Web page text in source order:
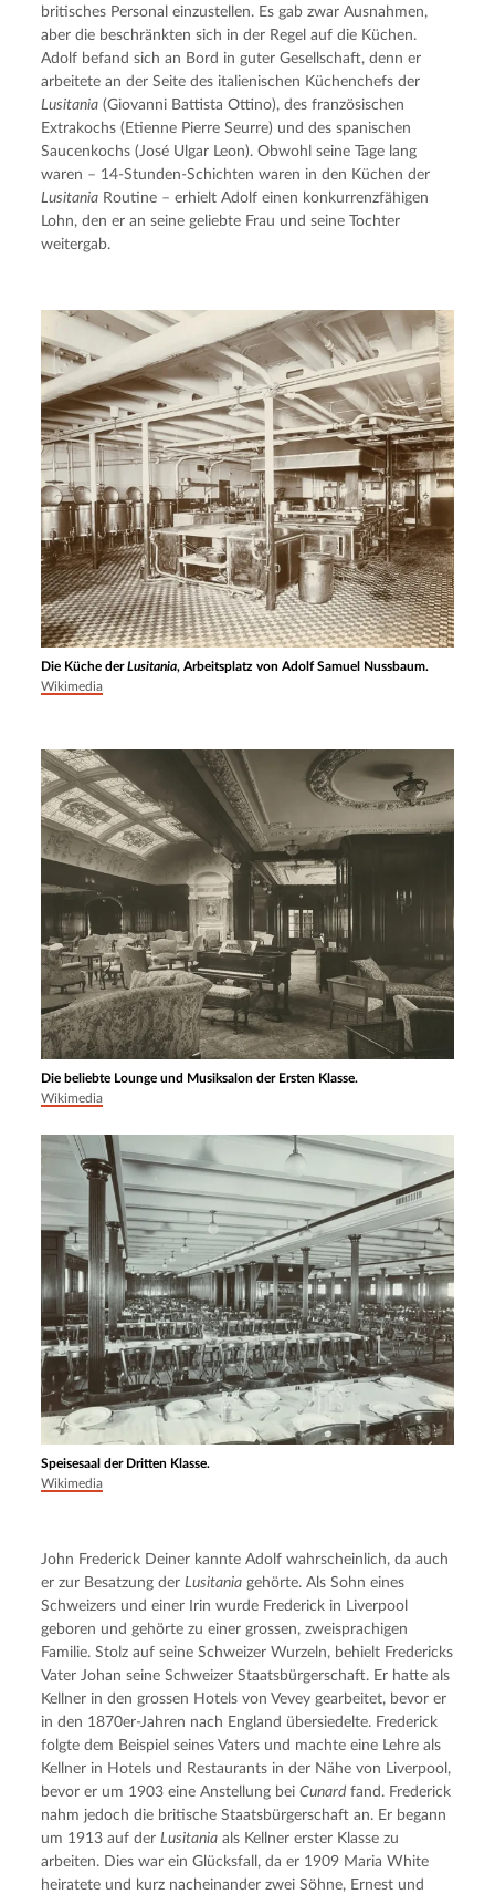
britisches Personal einzustellen. Es gab zwar Ausnahmen,
aber die beschränkten sich in der Regel auf die Küchen.
Adolf befand sich an Bord in guter Gesellschaft, denn er
Lusitania (Giovanni Battista Ottino), des französischen
Extrakochs (Etienne Pierre Seurre) und des spanischen
Saucenkochs (José Ulgar Leon). Obwohl seine Tage lang
Lusitania Routine – erhielt Adolf einen konkurrenzfähigen
Lohn, den er an seine geliebte Frau und seine Tochter
weitergab.
Die Küche derLusitania, Arbeitsplatz von Adolf Samuel Nussbaum.
Wikimedia
Die beliebte Lounge und Musiksalon der Ersten Klasse.
Wikimedia
Speisesaal der Dritten Klasse.
Wikimedia
John Frederick Deiner kannte Adolf wahrscheinlich, da auch
er zur Besatzung der Lusitania gehörte. Als Sohn eines
Schweizers und einer Irin wurde Frederick in Liverpool
geboren und gehörte zu einer grossen, zweisprachigen
Familie. Stolz auf seine Schweizer Wurzeln, behielt Fredericks
Vater Johan seine Schweizer Staatsbürgerschaft. Er hatte als
Kellner in den grossen Hotels von Vevey gearbeitet, bevor er
in den 1870er-Jahren nach England übersiedelte. Frederick
folgte dem Beispiel seines Vaters und machte eine Lehre als
Kellner in Hotels und Restaurants in der Nähe von Liverpool,
bevor er um 1903 eine Anstellung bei Cunard fand. Frederick
nahm jedoch die britische Staatsbürgerschaft an. Er begann
um 1913 auf der Lusitania als Kellner erster Klasse zu
arbeiten. Dies war ein Glücksfall, da er 1909 Maria White
heiratete und kurz nacheinander zwei Söhne, Ernest und